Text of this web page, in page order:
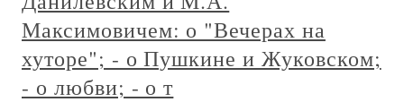
Максимовичем: о "Вечерах на
хуторе"; - о Пушкине и Жуковском;
- о любви; - о т